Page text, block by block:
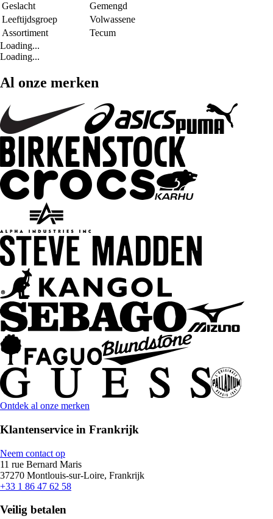
Geslacht
Gemengd
Leeftijdsgroep
Volwassene
Assortiment
Tecum
Loading...
Loading...
Al onze merken
Ontdek al onze merken
Klantenservice in Frankrijk
Neem contact op
11 rue Bernard Maris
37270 Montlouis-sur-Loire, Frankrijk
+33 1 86 47 62 58
Veilig betalen